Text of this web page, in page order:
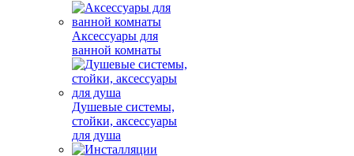
Аксессуары для
ванной комнаты
Душевые системы,
стойки, аксессуары
для душа